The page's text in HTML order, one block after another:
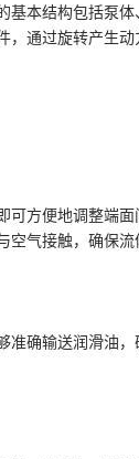
基本结构包括泵
，通过旋转产生
方便地调整端面
空气接触，确保
准确输送润滑油